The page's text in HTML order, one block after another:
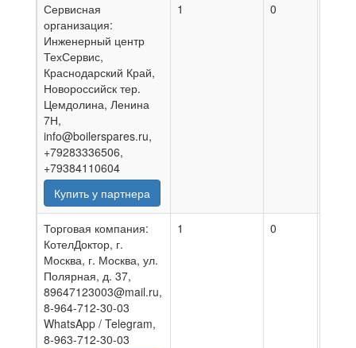
Сервисная
организация:
Инженерный центр
ТехСервис,
Краснодарский Край,
Новороссийск тер.
Цемдолина, Ленина
7Н,
info@boilerspares.ru,
+79283336506,
+79384110604
Купить у партнера
1 0
Торговая компания:
КотелДоктор, г.
Москва, г. Москва, ул.
Полярная, д. 37,
89647123003@mail.ru,
8-964-712-30-03
WhatsApp / Telegram,
8-963-712-30-03
1 0